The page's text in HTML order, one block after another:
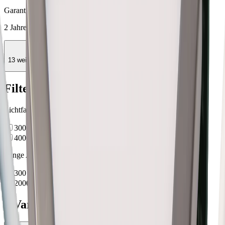
Garantie
2 Jahre
keyboard_arrow_down
13 weitere Eigenschaften anzeigen
Filter
Lichtfarbe
3000 K (warmweiss)
4000 K (neutralweiss)
Länge Anschlussleitung
300
mm
2000
mm
3 Varianten